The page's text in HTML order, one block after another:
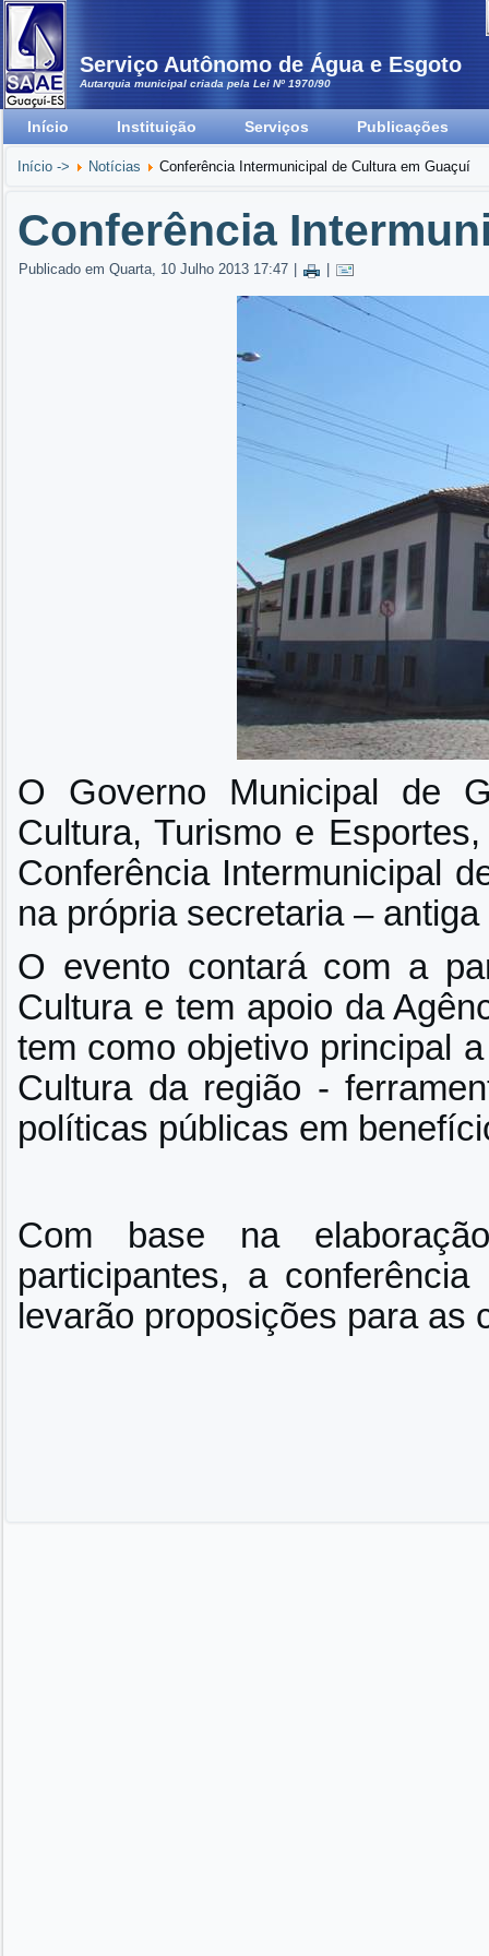
Serviço Autônomo de Água e Esgoto
Autarquia municipal criada pela Lei Nº 1970/90
Início Instituição Serviços Publicações
Início -> Notícias Conferência Intermunicipal de Cultura em Guaçuí
Conferência
Publicado em Quarta, 10 Julho 2013 17:47
O Governo Municipal de
Cultura, Turismo e
Conferência Intermunicipal
na própria secretaria –
O evento contará com a
Cultura e tem apoio da
tem como objetivo principal
Cultura da região -
políticas públicas em
Com base na
participantes, a
levarão proposições para as